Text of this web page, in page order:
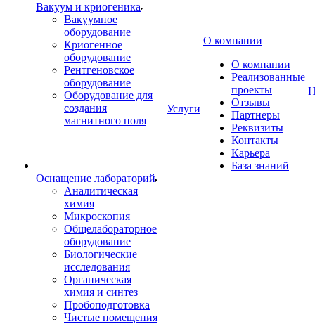
Вакуум и криогеника
Вакуумное
оборудование
Криогенное
оборудование
Рентгеновское
оборудование
Оборудование для
создания
магнитного поля
Оснащение лабораторий
Аналитическая
химия
Микроскопия
Общелабораторное
оборудование
Биологические
исследования
Органическая
химия и синтез
Пробоподготовка
Чистые помещения
Услуги
О компании
О компании
Реализованные
проекты
Отзывы
Партнеры
Реквизиты
Контакты
Карьера
База знаний